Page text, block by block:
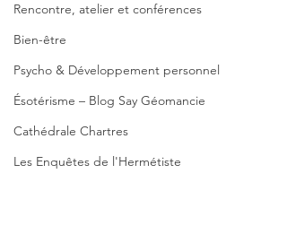
Rencontre, atelier et conférences
Bien-être
Psycho & Développement personnel
Ésotérisme – Blog Say Géomancie
Cathédrale Chartres
Les Enquêtes de l'Hermétiste